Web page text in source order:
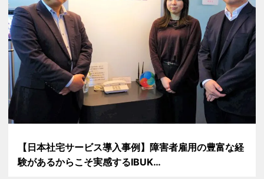
【日本社宅サービス導入事例】障害者雇用の豊富な経
験があるからこそ実感するIBUK…